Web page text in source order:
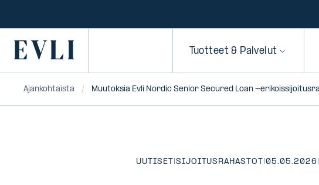
Primary Tuotteet & Palvelut
Ajankohtaista Muutoksia Evli Nordic Senior Secured Loan -
UUTISET |SIJOITUSRAHASTOT |05.05.2026 |